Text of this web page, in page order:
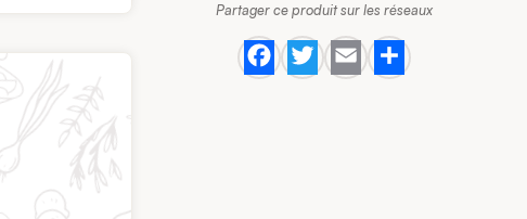
Partager ce produit sur les réseaux
Facebook
Twitter
EmailShare